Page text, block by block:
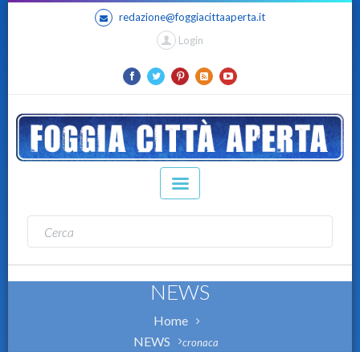
redazione@foggiacittaaperta.it
Login
NEWS
Home
NEWS
cronaca